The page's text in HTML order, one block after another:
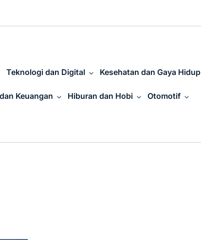
Teknologi dan Digital Kesehatan dan Gaya Hidup
Keuangan Hiburan dan Hobi Otomotif